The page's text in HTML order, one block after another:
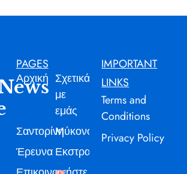
PAGES
Αρχική Σχετικά
με
εμάς
ΣαντορίνηΜύκονος
Έρευνα Εκστρατεία
IMPORTANT
LINKS
Terms and
Conditions
Privacy Policy